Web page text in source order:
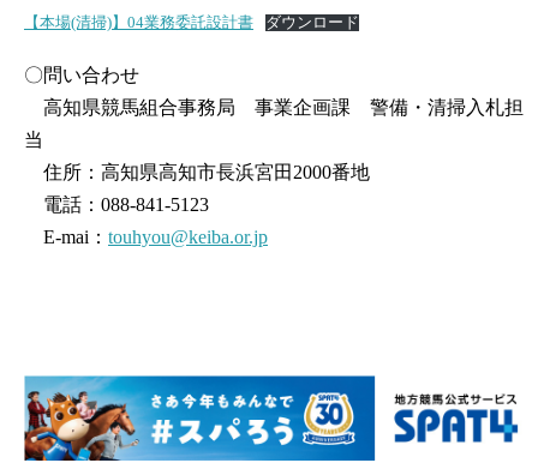
【本場(清掃)】04業務委託設計書
ダウンロード
〇問い合わせ
高知県競馬組合事務局 事業企画課 警備・清掃入札担
当
住所：高知県高知市長浜宮田2000番地
電話：088-841-5123
E-mai： touhyou@keiba.or.jp